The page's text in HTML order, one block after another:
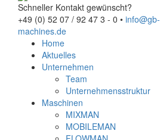
Schneller Kontakt gewünscht?
+49 (0) 52 07 / 92 47 3 - 0 • info@gb-
machines.de
Home
Aktuelles
Unternehmen
Team
Unternehmensstruktur
Maschinen
MIXMAN
MOBILEMAN